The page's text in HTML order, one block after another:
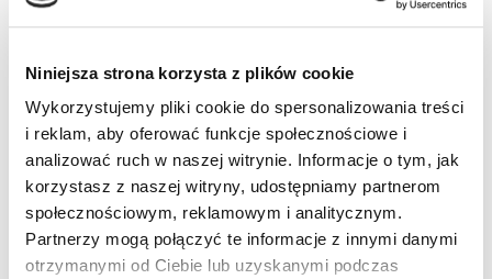
Niniejsza strona korzysta z plików cookie
Wykorzystujemy pliki cookie do spersonalizowania treści
i reklam, aby oferować funkcje społecznościowe i
analizować ruch w naszej witrynie. Informacje o tym, jak
korzystasz z naszej witryny, udostępniamy partnerom
społecznościowym, reklamowym i analitycznym.
Partnerzy mogą połączyć te informacje z innymi danymi
otrzymanymi od Ciebie lub uzyskanymi podczas
Najniższa cena w ostatnich 30 dniach:
189 900 PLN
Korzyść:
64 100 PLN
Napęd:
4WD
Skrzynia:
automatyczna
Nadwozie:
suv
hybrydowy